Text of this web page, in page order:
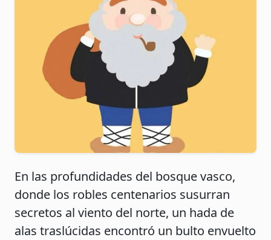
En las profundidades del bosque vasco,
donde los robles centenarios susurran
secretos al viento del norte, un hada de
alas traslúcidas encontró un bulto envuelto